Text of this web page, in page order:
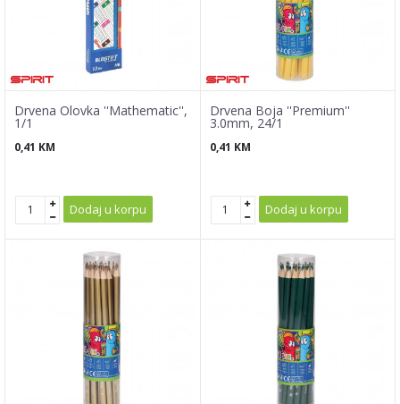
Drvena Olovka ''Mathematic'',
1/1
0,41 KM
Dodaj u korpu
Drvena Boja ''Premium''
3.0mm, 24/1
0,41 KM
Dodaj u korpu